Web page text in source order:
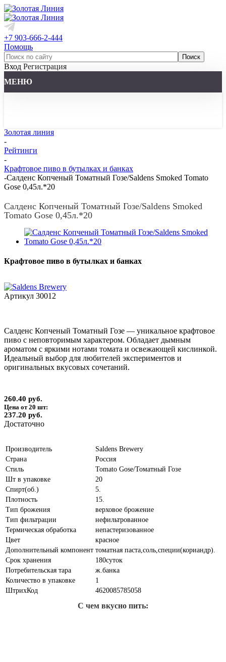
+7 903-666-2-444
Помощь
Вход Регистрация
МЕНЮ
Золотая линия
-
Рейтинги
-
Крафтовое пиво в бутылках и банках
-Салденс Копченый Томатный Гозе/Saldens Smoked Tomato
Gose 0,45л.*20
Салденс Копченый Томатный Гозе/Saldens Smoked
Tomato Gose 0,45л.*20
Крафтовое пиво в бутылках и банках
Артикул 30012
Салденс Копченый Томатный Гозе — уникальное крафтовое
пиво с неповторимым характером. Обладает дымным
ароматом с яркими нотами томата и освежающей кислинкой.
Идеальный выбор для любителей экспериментов и
оригинальных вкусовых сочетаний.
260.40 руб.
Цена от 20 шт:
237.20 руб.
Достаточно
Производитель
Saldens Brewery
Страна
Россия
Стиль
Tomato Gose/Томатный Гозе
Шт в упаковке
20
Спирт(об.)
5.
Плотность
15.
Тип брожения
верховое брожение
Тип фильтрации
нефильтрованное
Термическая обработка
непастеризованное
Цвет
красное
Дополнительный компонент томатная паста,соль,специи(кориандр).
Срок хранения
180суток
Потребительская тара
ж.банка
Количество в упаковке
1
ШтрихКод
4620085785058
С чем вкусно пить: